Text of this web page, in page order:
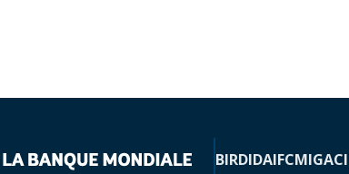
BIRDIDAIFCMIGA